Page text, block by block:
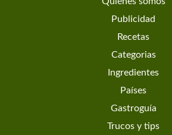
Publicidad
Recetas
Categorias
Ingredientes
Países
Gastroguía
Trucos y tips